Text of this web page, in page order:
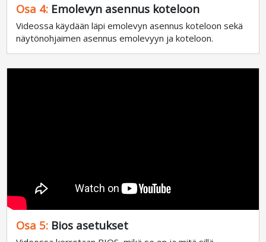
Osa 4: Emolevyn asennus koteloon
Videossa käydään läpi emolevyn asennus koteloon sekä
näytönohjaimen asennus emolevyyn ja koteloon.
Osa 5: Bios asetukset